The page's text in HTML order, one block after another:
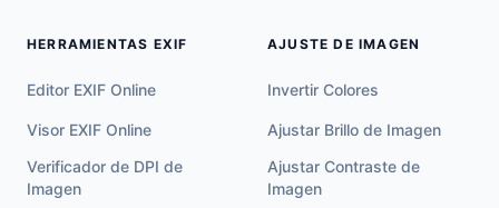
HERRAMIENTAS EXIF
Editor EXIF Online
Visor EXIF Online
Verificador de DPI de
Imagen
AJUSTE DE IMAGEN
Invertir Colores
Ajustar Brillo de Imagen
Ajustar Contraste de
Imagen